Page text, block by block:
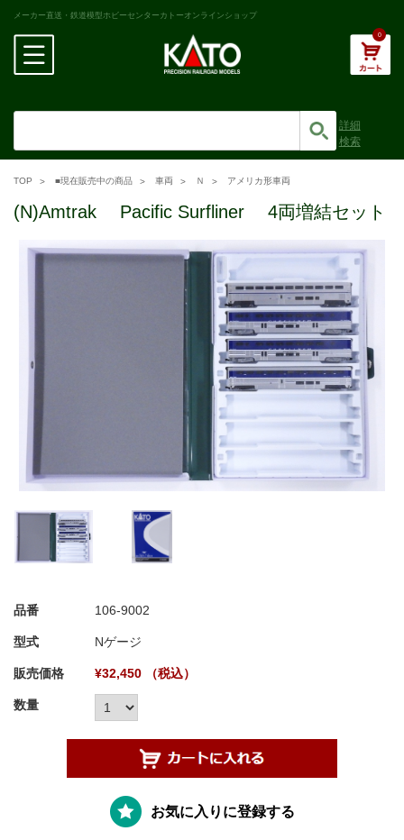
メーカー直送・鉄道模型ホビーセンターカトーオンラインショップ
0
詳細
検索
TOP ■現在販売中の商品 車両 Ｎ アメリカ形車両
(N)Amtrak Pacific Surfliner 4両増結セット
品番 106-9002
型式 Nゲージ
販売価格 ¥32,450 （税込）
数量
お気に入りに登録する